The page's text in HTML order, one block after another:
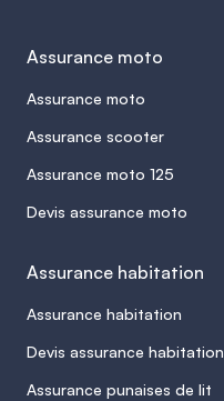
Assurance moto
Assurance moto
Assurance scooter
Assurance moto 125
Devis assurance moto
Assurance habitation
Assurance habitation
Devis assurance habitation
Assurance punaises de lit